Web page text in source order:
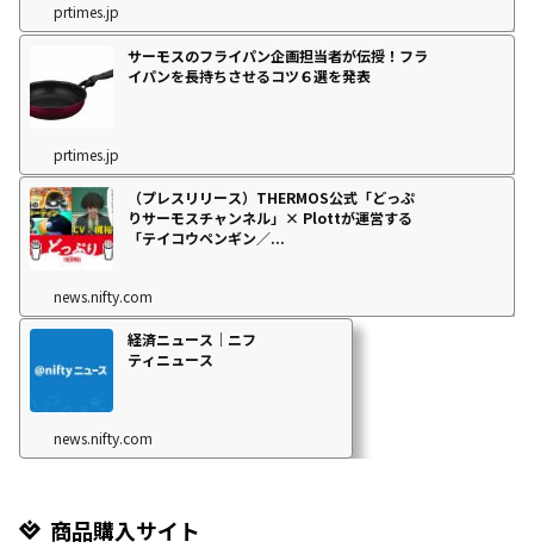
prtimes.jp
サーモスのフライパン企画担当者が伝授！フラ
イパンを長持ちさせるコツ６選を発表
prtimes.jp
（プレスリリース）THERMOS公式「どっぷ
りサーモスチャンネル」× Plottが運営する
「テイコウペンギン／...
news.nifty.com
経済ニュース｜ニフ
ティニュース
news.nifty.com
商品購入サイト